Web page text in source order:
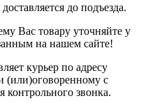
до подъезда.
Вас товару уточняйте у
на нашем сайте!
курьер по адресу
(или)оговоренному с
контрольного звонка.